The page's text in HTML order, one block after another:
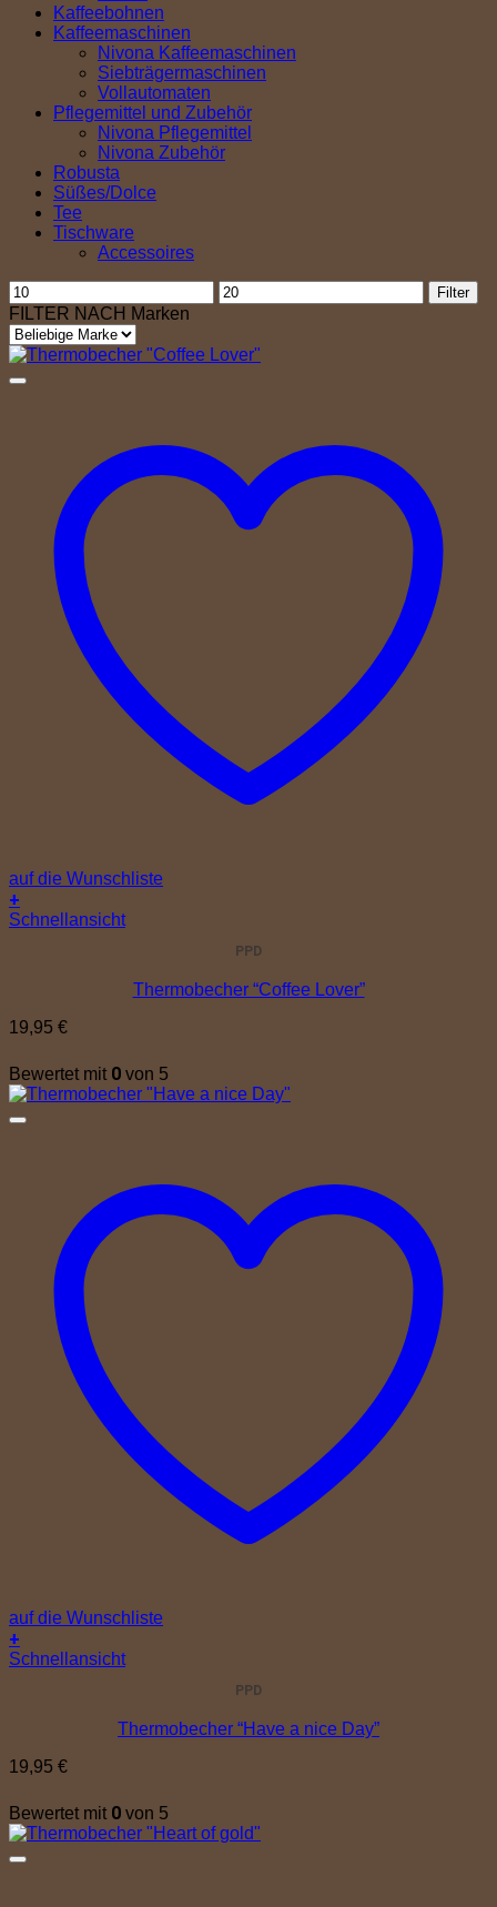
Kaffeebohnen
Kaffeemaschinen
Nivona Kaffeemaschinen
Siebträgermaschinen
Vollautomaten
Pflegemittel und Zubehör
Nivona Pflegemittel
Nivona Zubehör
Robusta
Süßes/Dolce
Tee
Tischware
Accessoires
Min.
Preis
Max.
Preis
Filter
FILTER NACH Marken
auf die Wunschliste
+
Schnellansicht
Thermobecher “Coffee Lover”
PPD
19,95 €
Bewertet mit 0 von 5
auf die Wunschliste
+
Schnellansicht
Thermobecher “Have a nice Day”
PPD
19,95 €
Bewertet mit 0 von 5